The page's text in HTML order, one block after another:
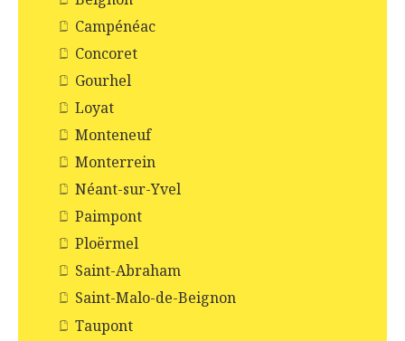
Campénéac
Concoret
Gourhel
Loyat
Monteneuf
Monterrein
Néant-sur-Yvel
Paimpont
Ploërmel
Saint-Abraham
Saint-Malo-de-Beignon
Taupont